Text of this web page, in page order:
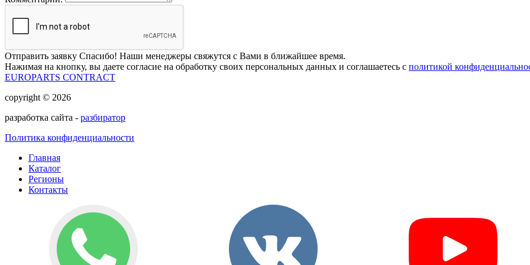
Отправить заявку Спасибо! Наши менеджеры свяжутся с Вами в ближайшее время.
Нажимая на кнопку, вы даете согласие на обработку своих персональных данных и соглашаетесь с политикой
EUROPARTS CONTRACT
copyright © 2026
разработка сайта - разбиратор
Политика конфиденциальности
Главная
Каталог
Регионы
Контакты